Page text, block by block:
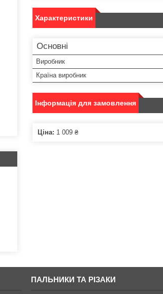
Характеристики
Основні
Виробник
Країна виробник
Інформація для замовлення
Ціна: 1 009 ₴
ПАЛЬНИКИ ТА РІЗАКИ